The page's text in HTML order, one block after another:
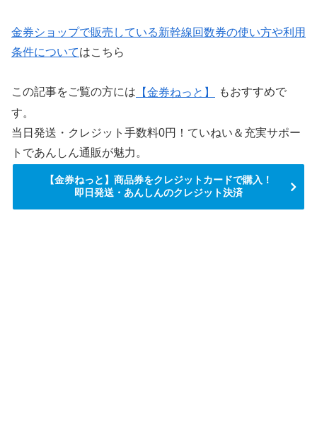
金券ショップで販売している新幹線回数券の使い方や利用
条件についてはこちら
この記事をご覧の方には 【金券ねっと】
もおすすめで
す。
当日発送・クレジット手数料0円！ていねい＆充実サポー
トであんしん通販が魅力。
【金券ねっと】商品券をクレジットカードで購入！
即日発送・あんしんのクレジット決済